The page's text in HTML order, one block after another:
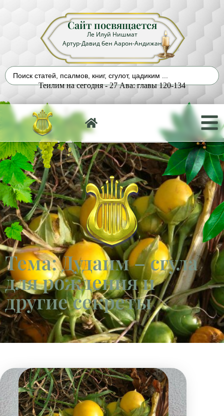
Сайт посвящается
Ле Илуй Нишмат
Артур-Давид бен Аарон-Андижан
Теилим на сегодня - 27 Ава: главы 120-134
Тема: Дудаим – сгула
для рождения и
другие секреты